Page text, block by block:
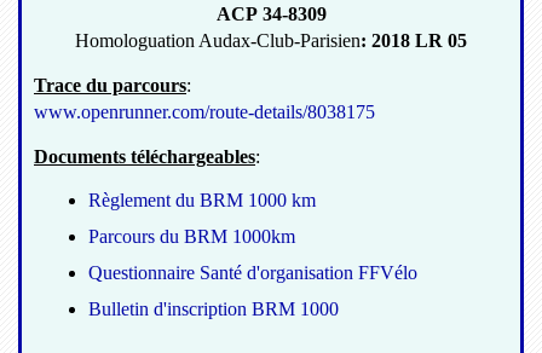
ACP 34-8309
Homologuation Audax-Club-Parisien: 2018 LR 05
Trace du parcours:
www.openrunner.com/route-details/8038175
Documents téléchargeables:
Règlement du BRM 1000 km
Parcours du BRM 1000km
Questionnaire Santé d'organisation FFVélo
Bulletin d'inscription BRM 1000